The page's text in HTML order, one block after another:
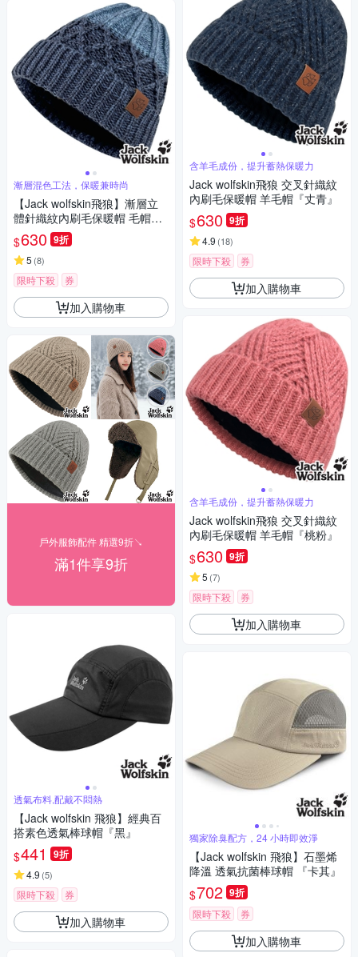
漸層混色工法，保暖兼時尚
【Jack wolfskin飛狼】漸層立
體針織紋內刷毛保暖帽 毛帽
『深藍』
$630 9折
5 (8)
限時下殺 券
加入購物車
戶外服飾配件 精選9折↘
滿1件享9折
透氣布料,配戴不悶熱
【Jack wolfskin 飛狼】經典百
搭素色透氣棒球帽『黑』
$441 9折
4.9 (5)
限時下殺 券
加入購物車
含羊毛成份，提升蓄熱保暖力
Jack wolfskin飛狼 交叉針織紋
內刷毛保暖帽 羊毛帽『丈青』
$630 9折
4.9 (18)
限時下殺 券
加入購物車
含羊毛成份，提升蓄熱保暖力
Jack wolfskin飛狼 交叉針織紋
內刷毛保暖帽 羊毛帽『桃粉』
$630 9折
5 (7)
限時下殺 券
加入購物車
獨家除臭配方，24 小時即效淨
【Jack wolfskin 飛狼】石墨烯
降溫 透氣抗菌棒球帽 『卡其』
$702 9折
限時下殺 券
加入購物車